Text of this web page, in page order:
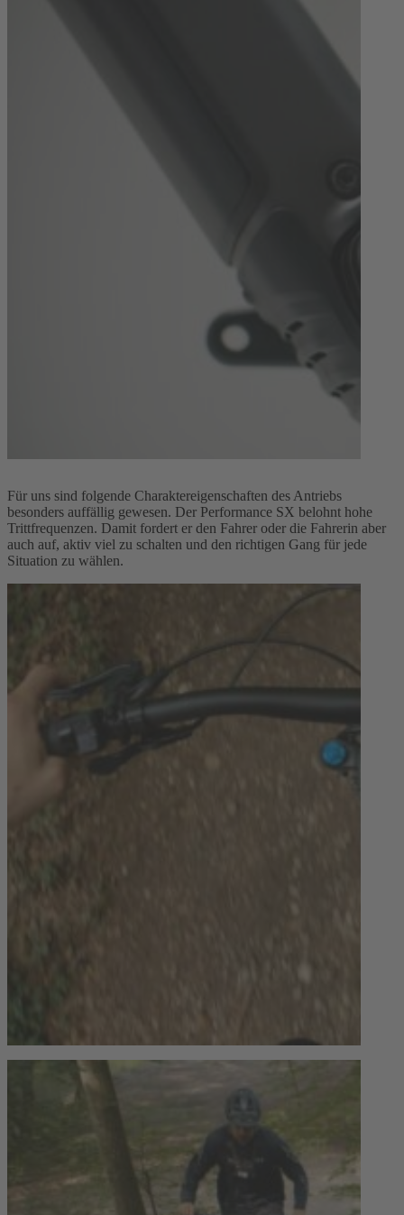
Für uns sind folgende Charaktereigenschaften des Antriebs
besonders auffällig gewesen. Der Performance SX belohnt hohe
Trittfrequenzen. Damit fordert er den Fahrer oder die Fahrerin aber
auch auf, aktiv viel zu schalten und den richtigen Gang für jede
Situation zu wählen.